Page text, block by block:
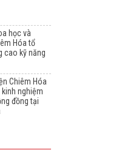
học và
Hóa tổ
cao kỹ năng
Chiêm Hóa
nghiệm
đồng tại